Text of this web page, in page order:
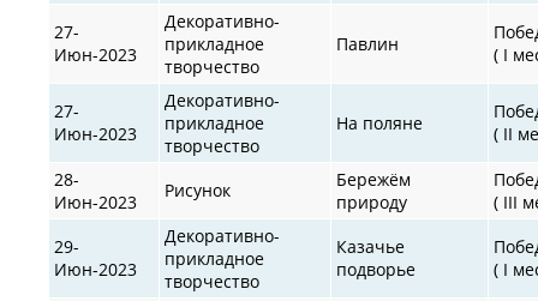
27-
Июн-2023
Декоративно-
прикладное
творчество
Павлин
( I
27-
Июн-2023
Декоративно-
прикладное
творчество
На поляне
( II
28-
Июн-2023
Рисунок
Бережём
природу
( III
29-
Июн-2023
Декоративно-
прикладное
творчество
Казачье
подворье
( I